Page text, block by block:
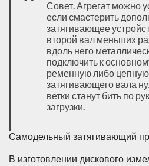
Совет. Агрегат можно
если смастерить
затягивающее
второй вал меньших
вдоль него
подключить к
ременную либо
затягивающего вала
ветки станут бить по
загрузки.
Самодельный затягивающий
В изготовлении дискового